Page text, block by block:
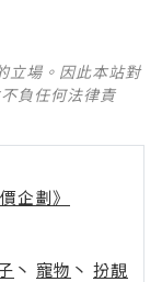
立場。因此本站對
負任何法律責
企劃》
丶 寵物 丶 扮靚